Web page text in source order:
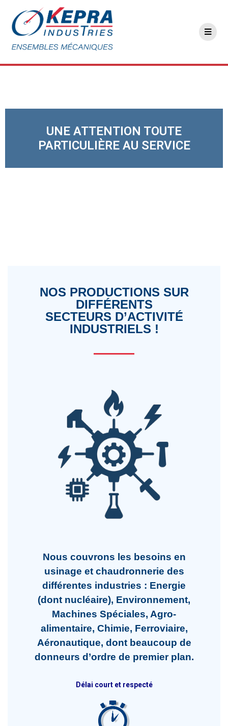
UNE ATTENTION TOUTE
PARTICULIÈRE AU SERVICE
NOS PRODUCTIONS SUR
DIFFÉRENTS
SECTEURS D’ACTIVITÉ
INDUSTRIELS !
Nous couvrons les besoins en
usinage et chaudronnerie des
différentes industries : Energie
(dont nucléaire), Environnement,
Machines Spéciales, Agro-
alimentaire, Chimie, Ferroviaire,
Aéronautique, dont beaucoup de
donneurs d’ordre de premier plan.
Délai court et respecté